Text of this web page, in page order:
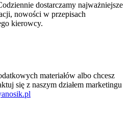
dostarczamy najważniejsze
nowości w przepisach
kierowcy.
materiałów albo chcesz
się z naszym działem marketingu